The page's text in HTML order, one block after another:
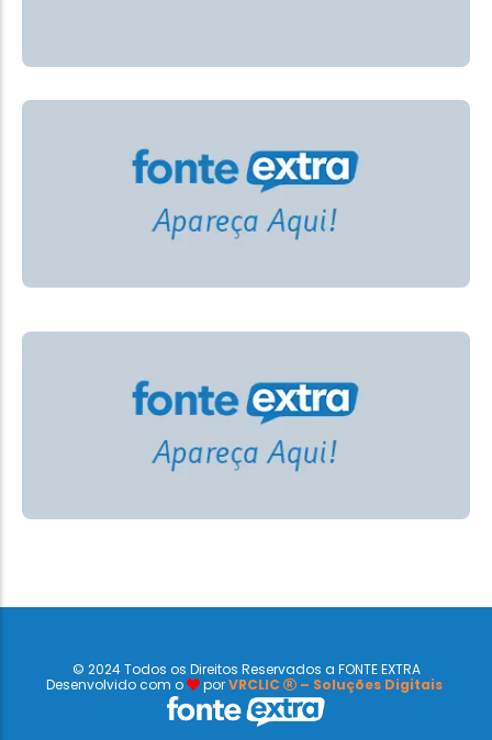
© 2024 Todos os Direitos Reservados a FONTE EXTRA
Desenvolvido com o
porVRCLIC – Soluções Digitais